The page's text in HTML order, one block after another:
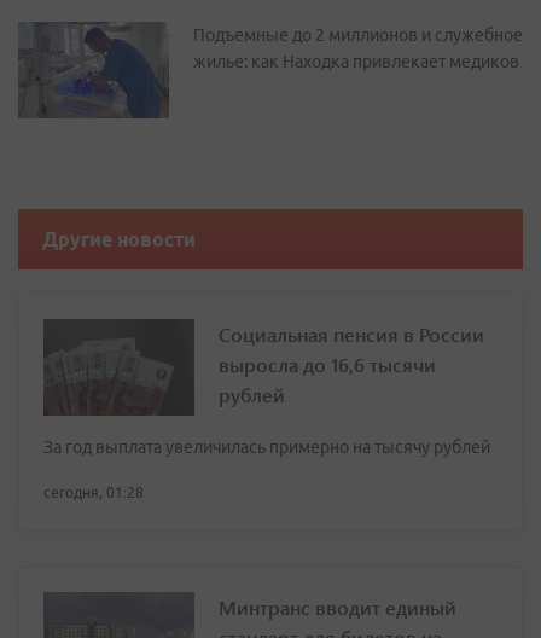
Подъемные до 2 миллионов и служебное
жилье: как Находка привлекает медиков
Другие новости
Социальная пенсия в России
выросла до 16,6 тысячи
рублей
За год выплата увеличилась примерно на тысячу рублей
сегодня, 01:28
Минтранс вводит единый